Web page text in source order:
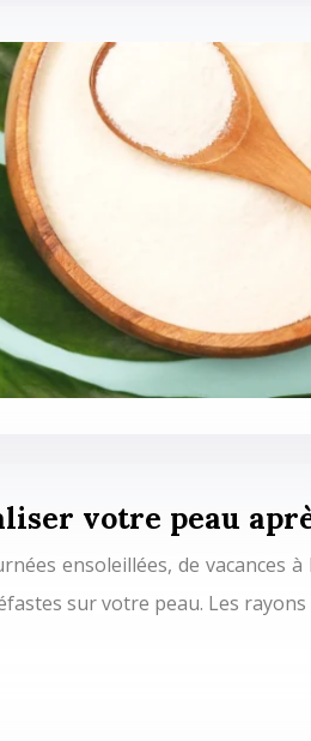
votre peau
ensoleillées, de
sur votre peau. Les